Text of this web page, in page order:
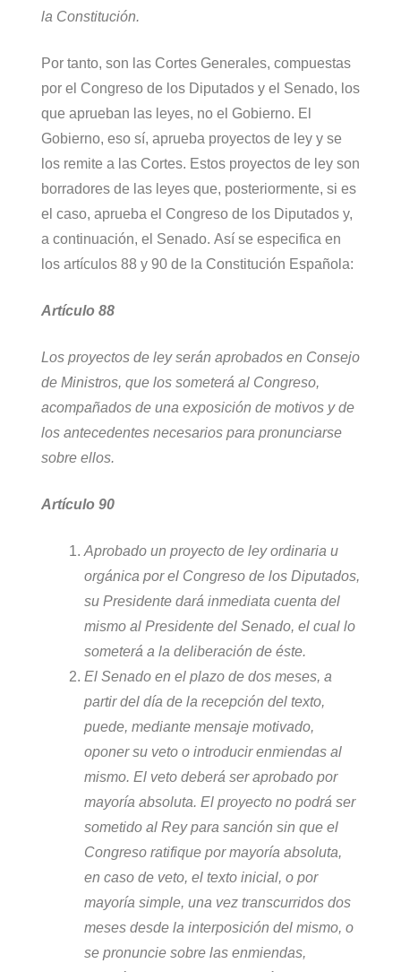
la Constitución.
Por tanto, son las Cortes Generales, compuestas
por el Congreso de los Diputados y el Senado, los
que aprueban las leyes, no el Gobierno. El
Gobierno, eso sí, aprueba proyectos de ley y se
los remite a las Cortes. Estos proyectos de ley son
borradores de las leyes que, posteriormente, si es
el caso, aprueba el Congreso de los Diputados y,
a continuación, el Senado. Así se especifica en
los artículos 88 y 90 de la Constitución Española:
Artículo 88
Los proyectos de ley serán aprobados en Consejo
de Ministros, que los someterá al Congreso,
acompañados de una exposición de motivos y de
los antecedentes necesarios para pronunciarse
sobre ellos.
Artículo 90
Aprobado un proyecto de ley ordinaria u
orgánica por el Congreso de los Diputados,
su Presidente dará inmediata cuenta del
mismo al Presidente del Senado, el cual lo
someterá a la deliberación de éste.
El Senado en el plazo de dos meses, a
partir del día de la recepción del texto,
puede, mediante mensaje motivado,
oponer su veto o introducir enmiendas al
mismo. El veto deberá ser aprobado por
mayoría absoluta. El proyecto no podrá ser
sometido al Rey para sanción sin que el
Congreso ratifique por mayoría absoluta,
en caso de veto, el texto inicial, o por
mayoría simple, una vez transcurridos dos
meses desde la interposición del mismo, o
se pronuncie sobre las enmiendas,